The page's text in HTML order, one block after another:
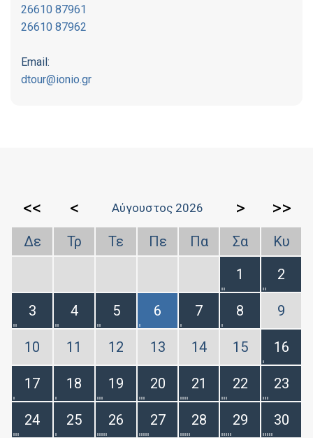
26610 87961
26610 87962
Email:
dtour@ionio.gr
<< < Αύγουστος 2026 > >>
Δε Τρ Τε Πε Πα Σα
Κυ
1
2
3 4 5 6 7 8 9
10 11 12 13 14 15 16
17 18 19 20 21 22 23
24 25 26 27 28 29 30